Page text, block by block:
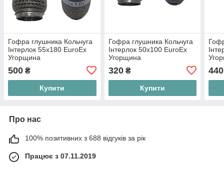
Гофра глушника Кольчуга
Інтерлок 55х180 EuroEx
Угорщина
500 ₴
Купити
Гофра глушника Кольчуга
Інтерлок 50х100 EuroEx
Угорщина
320₴
Купити
440
Про нас
100% позитивних з 688 відгуків за рік
Працює з 07.11.2019